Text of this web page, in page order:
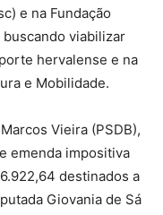
e na Fundação
viabilizar
hervalense e na
e Mobilidade.
Vieira (PSDB),
emenda impositiva
destinados a
Giovania de Sá